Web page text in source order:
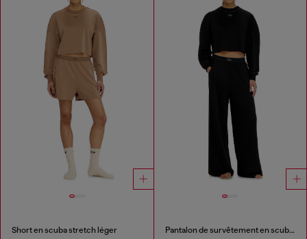
Short en scuba stretch léger Pantalon de survêtement en scuba stretch léger